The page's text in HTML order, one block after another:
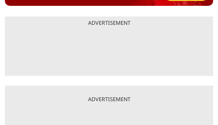
ADVERTISEMENT
ADVERTISEMENT